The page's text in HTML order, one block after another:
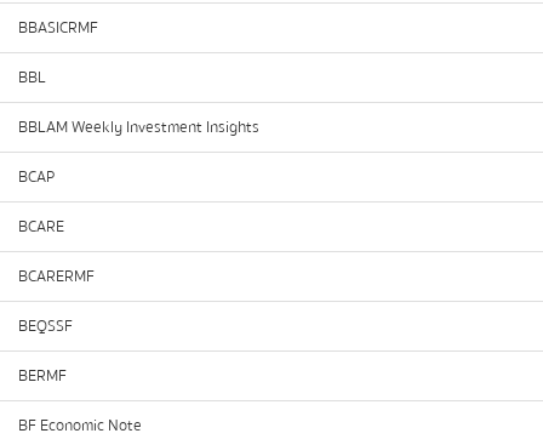
BBASICRMF
BBL
BBLAM Weekly Investment Insights
BCAP
BCARE
BCARERMF
BEQSSF
BERMF
BF Economic Note